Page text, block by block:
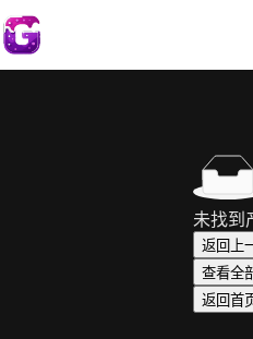
未找到
返回上
查看全
返回首